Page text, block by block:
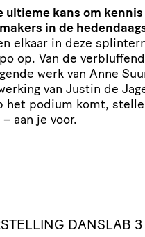
ultieme kans om
in de
elkaar in deze
op. Van de
werk van Anne
van Justin de
het podium komt,
aan je voor.
DANSLAB 3